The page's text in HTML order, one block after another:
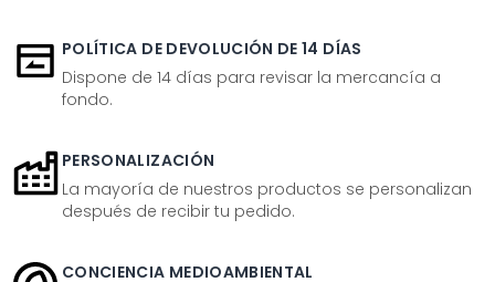
POLÍTICA DE DEVOLUCIÓN DE 14 DÍAS
Dispone de 14 días para revisar la mercancía a
fondo.
PERSONALIZACIÓN
La mayoría de nuestros productos se personalizan
después de recibir tu pedido.
CONCIENCIA MEDIOAMBIENTAL